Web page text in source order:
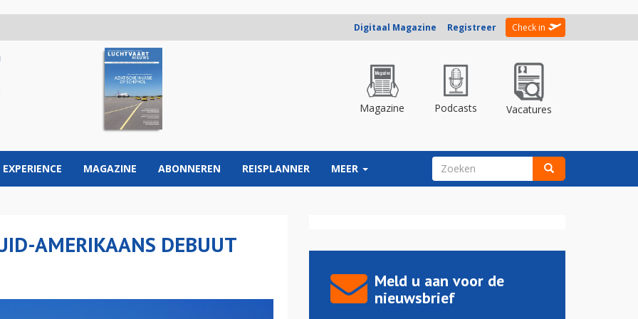
Digitaal Magazine Registreer Check in
Magazine Podcasts Vacatures
EXPERIENCE MAGAZINE ABONNEREN REISPLANNER MEER ZOEKVELD
AMERIKAANS DEBUUT
Meld u aan voor de
nieuwsbrief